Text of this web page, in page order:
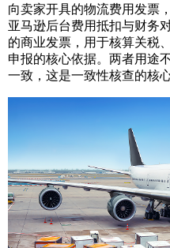
向卖家开具的物流费用发票
亚马逊后台费用抵扣与财务
的商业发票，用于核算关税
申报的核心依据。两者用途
一致，这是一致性核查的核心